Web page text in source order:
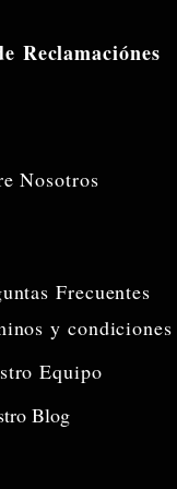
Reclamaciónes
Nosotros
Frecuentes
y condiciones
Equipo
Blog